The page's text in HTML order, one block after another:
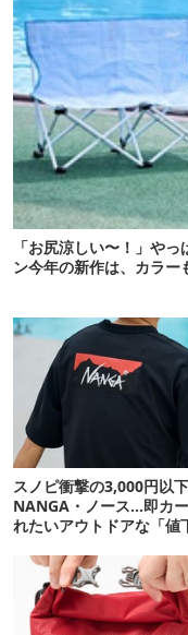
「お尻涼しい〜！」や
ン今年の新作は、カラー
スノピ衝撃の3,000円以
NANGA・ノース…即カ
れたいアウトドアな「値